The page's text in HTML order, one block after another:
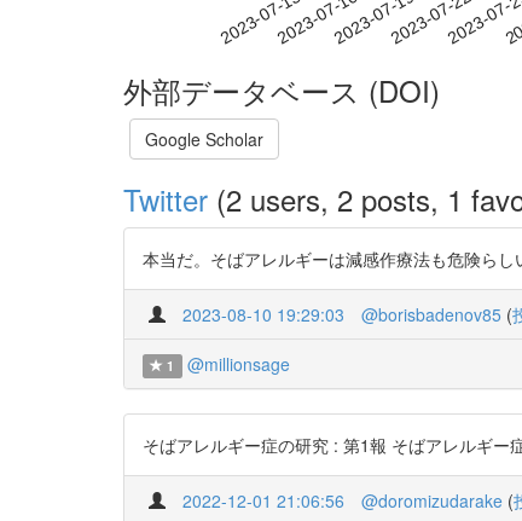
2023-07-132023-07-162023-07-192023-07-22
2023-
外部データベース (DOI)
Google Scholar
Twitter (2 users, 2 posts, 1
本当だ。そばアレルギーは減感作療法も危険ら
2023-08-10 19:29:03 @borisbadenov85 (
1 @millionsage
そばアレルギー症の研究 : 第1報 そばアレルギ
2022-12-01 21:06:56 @doromizudarake (